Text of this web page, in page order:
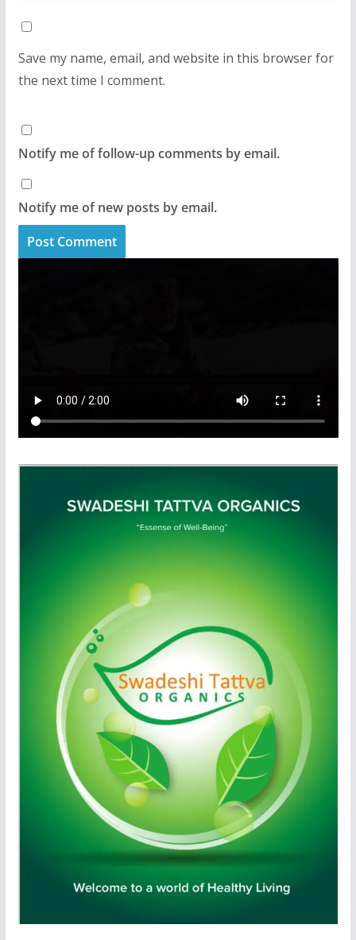
Save my name, email, and website in this browser for
the next time I comment.
Notify me of follow-up comments by email.
Notify me of new posts by email.